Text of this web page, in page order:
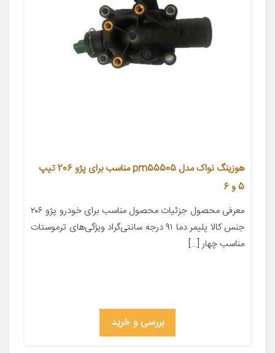
هوزینگ نواک مدل pm55505 مناسب برای پژو 206 تیپ
5 و 6
معرفی محصول جزئیات محصول مناسب برای خودرو پژو ۲۰۶
جنس کالا پلیمر دما ۹۱ درجه سانتی‌گراد ویژگی‌های ترموستات
مناسب چهار […]
بررسی و خرید